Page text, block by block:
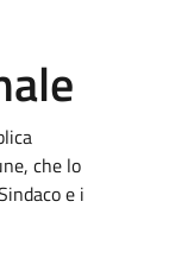
che lo
e i